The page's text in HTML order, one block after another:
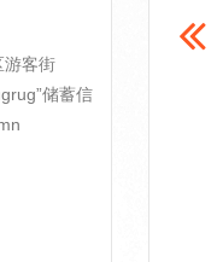
游客街
储蓄信